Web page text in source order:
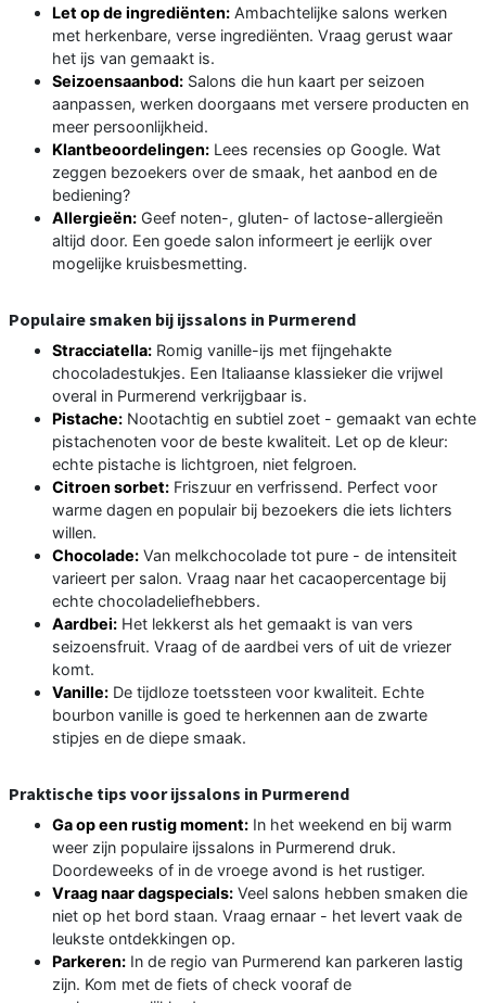
Let op de ingrediënten: Ambachtelijke salons werken
met herkenbare, verse ingrediënten. Vraag gerust waar
het ijs van gemaakt is.
Seizoensaanbod: Salons die hun kaart per seizoen
aanpassen, werken doorgaans met versere producten en
meer persoonlijkheid.
Klantbeoordelingen: Lees recensies op Google. Wat
zeggen bezoekers over de smaak, het aanbod en de
bediening?
Allergieën: Geef noten-, gluten- of lactose-allergieën
altijd door. Een goede salon informeert je eerlijk over
mogelijke kruisbesmetting.
Populaire smaken bij ijssalons in Purmerend
Stracciatella: Romig vanille-ijs met fijngehakte
chocoladestukjes. Een Italiaanse klassieker die vrijwel
overal in Purmerend verkrijgbaar is.
Pistache: Nootachtig en subtiel zoet - gemaakt van echte
pistachenoten voor de beste kwaliteit. Let op de kleur:
echte pistache is lichtgroen, niet felgroen.
Citroen sorbet: Friszuur en verfrissend. Perfect voor
warme dagen en populair bij bezoekers die iets lichters
willen.
Chocolade: Van melkchocolade tot pure - de intensiteit
varieert per salon. Vraag naar het cacaopercentage bij
echte chocoladeliefhebbers.
Aardbei: Het lekkerst als het gemaakt is van vers
seizoensfruit. Vraag of de aardbei vers of uit de vriezer
komt.
Vanille: De tijdloze toetssteen voor kwaliteit. Echte
bourbon vanille is goed te herkennen aan de zwarte
stipjes en de diepe smaak.
Praktische tips voor ijssalons in Purmerend
Ga op een rustig moment: In het weekend en bij warm
weer zijn populaire ijssalons in Purmerend druk.
Doordeweeks of in de vroege avond is het rustiger.
Vraag naar dagspecials: Veel salons hebben smaken die
niet op het bord staan. Vraag ernaar - het levert vaak de
leukste ontdekkingen op.
Parkeren: In de regio van Purmerend kan parkeren lastig
zijn. Kom met de fiets of check vooraf de